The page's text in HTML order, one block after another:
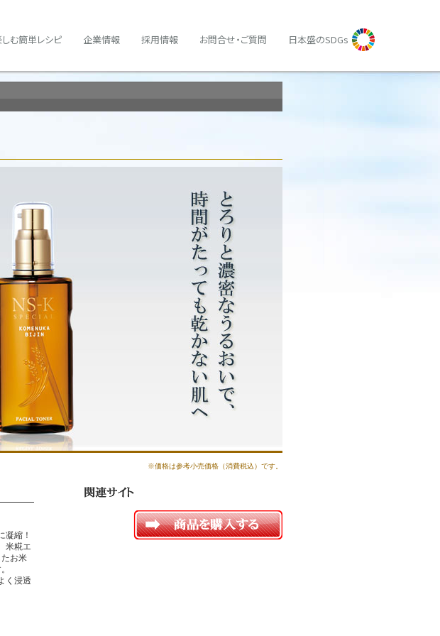
む簡単レシピ 企業情報 採用情報 お問合せ・ご質問 日本盛のSDGs
※価格は参考小売価格（消費税込）です。
凝縮！
米糀エ
お米
く浸透